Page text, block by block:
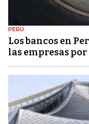
PERÚ
Los bancos en
las empresas